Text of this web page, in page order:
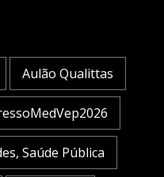
Aulão Qualittas
Saúde Pública